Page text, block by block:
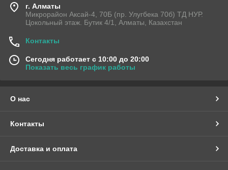
г. Алматы
Микрорайон Аксай-4, 70Б (пр. Улугбека 70б) ТД НУР.
Цокольный этаж. Бутик 4/1, Алматы, Казахстан
Контакты
Сегодня работает с 10:00 до 20:00
Показать весь график работы
О нас
Контакты
Доставка и оплата